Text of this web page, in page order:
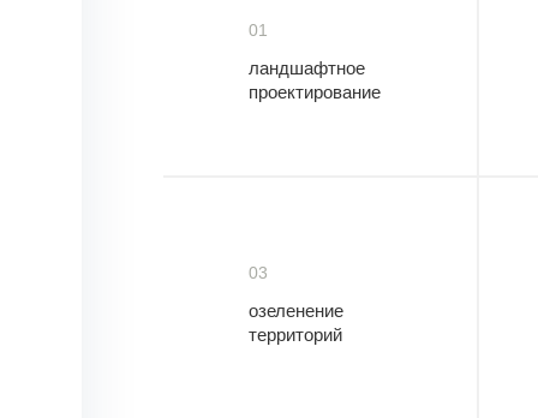
01
ландшафтное
проектирование
03
озеленение
территорий